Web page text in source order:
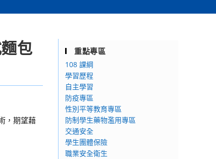
包
，期望藉
重點專區
108 課綱
學習歷程
自主學習
防疫專區
性別平等教育專區
防制學生藥物濫用專區
交通安全
學生團體保險
職業安全衛生